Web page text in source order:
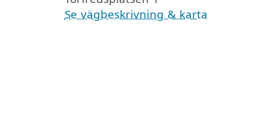
Se vägbeskrivning & karta